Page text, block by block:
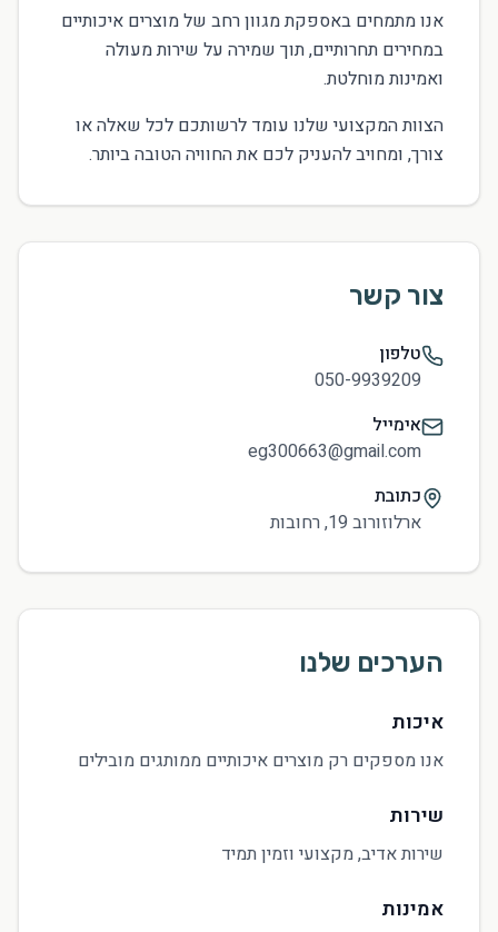
אנו מתמחים באספקת מגוון רחב של מוצרים איכותיים
במחירים תחרותיים, תוך שמירה על שירות מעולה
ואמינות מוחלטת.
הצוות המקצועי שלנו עומד לרשותכם לכל שאלה או
צורך, ומחויב להעניק לכם את החוויה הטובה ביותר.
צור קשר
טלפון
050-9939209
אימייל
eg300663@gmail.com
כתובת
ארלוזורוב 19, רחובות
הערכים שלנו
איכות
אנו מספקים רק מוצרים איכותיים ממותגים מובילים
שירות
שירות אדיב, מקצועי וזמין תמיד
אמינות